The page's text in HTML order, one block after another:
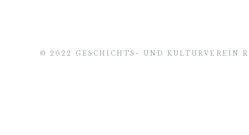
© 2022 GESCHICHTS- UND KULTURVEREIN